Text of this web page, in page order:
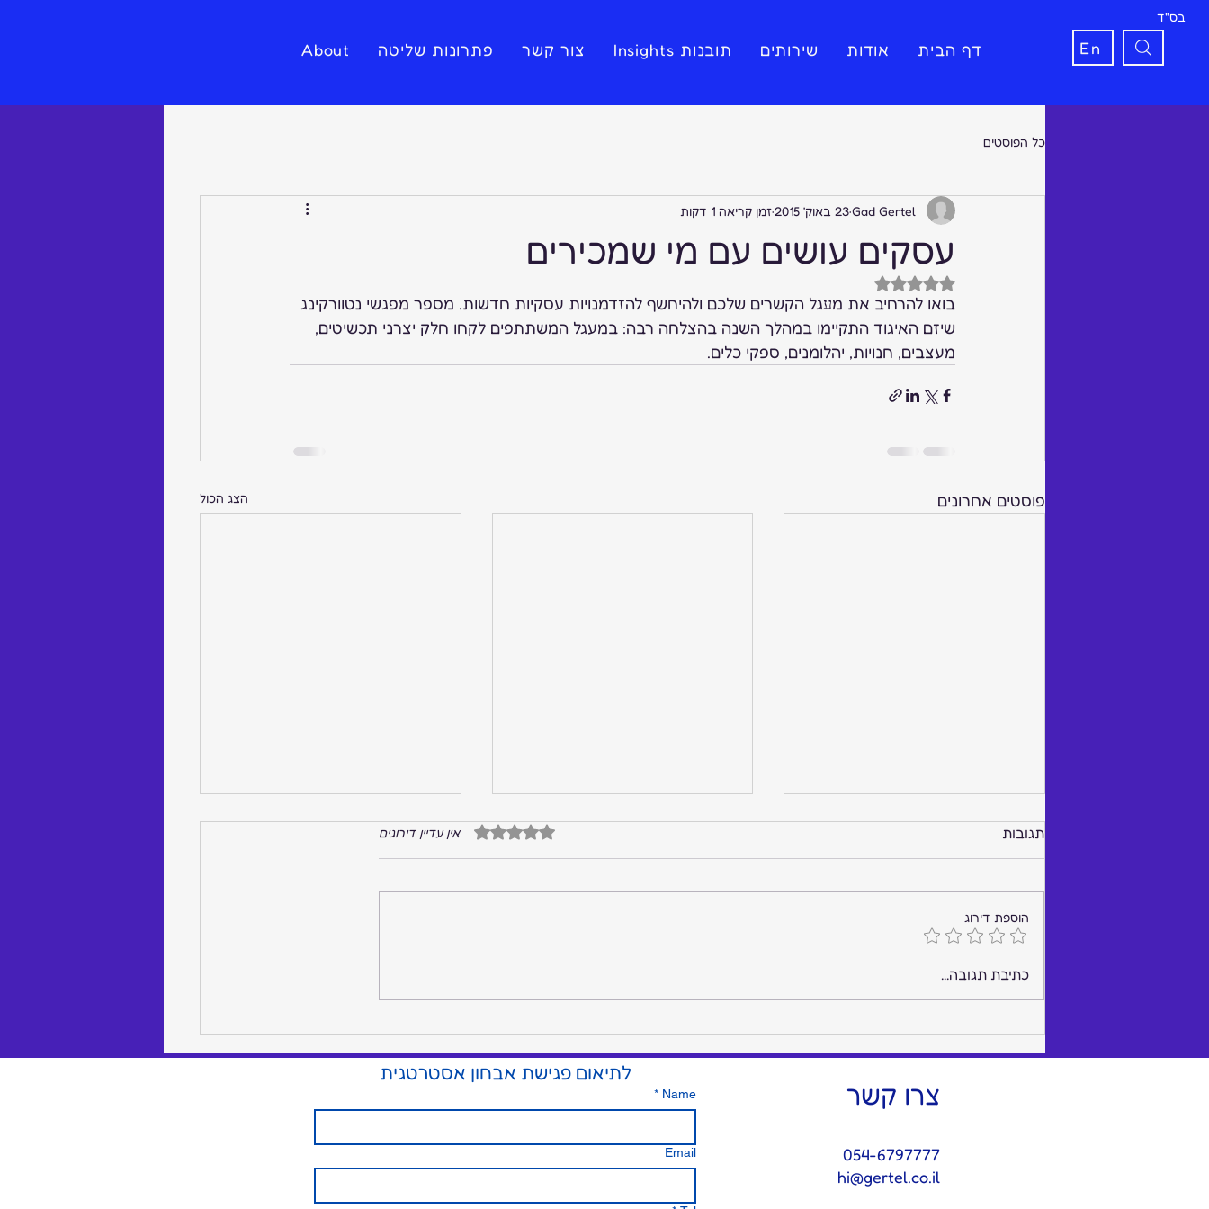
דף הבית אודות שירותים תובנות Insights צור קשר פתרונות שליטה About
בס"ד
En
כל הפוסטים
עסקים עושים עם מי שמכירים
Gad Gertel23 באוק׳ 2015 זמן קריאה 1 דקות
דירוג של NaN מתוך 5 כוכבים
בואו להרחיב את מﬠגל הקשרים שלכם ולהיחשף להזדמנויות עסקיות חדשות. מספר מפגשי נטוורקינג
שיזם האיגוד התקיימו במהלך השנה בהצלחה רבה: במעגל המשתתפים לקחו חלק יצרני תכשיטים,
מעצבים, חנויות, יהלומנים, ספקי כלים.
פוסטים אחרונים הצג הכול
Where the Noise Ends and
at the Top
תגובות דירוג של 0 מתוך 5 כוכבים אין עדיין דירוגים
הוספת דירוג
כתיבת תגובה...
לתיאום פגישת אבחון אסטרטגית
Name
*
Email
צרו קשר
054-6797777
hi@gertel.co.il